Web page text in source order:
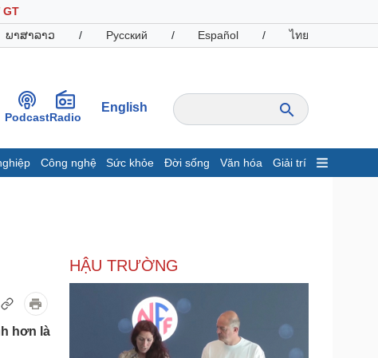
GT
ພາສາລາວ / Русский / Español / ไทย
PodcastRadio
English
Công nghệ Sức khỏe Đời sống Văn hóa Giải trí
Chứng khoán
Giá cà phê
Doanh nghiệp
Thông tin doanh nghiệp
Công nghệ
Sành điệu
hơn là
HẬU TRƯỜNG